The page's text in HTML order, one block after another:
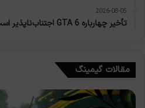
2026-08-05
تأخیر چهارباره GTA 6 اجتناب‌ناپذیر است
مقالات گیمینگ